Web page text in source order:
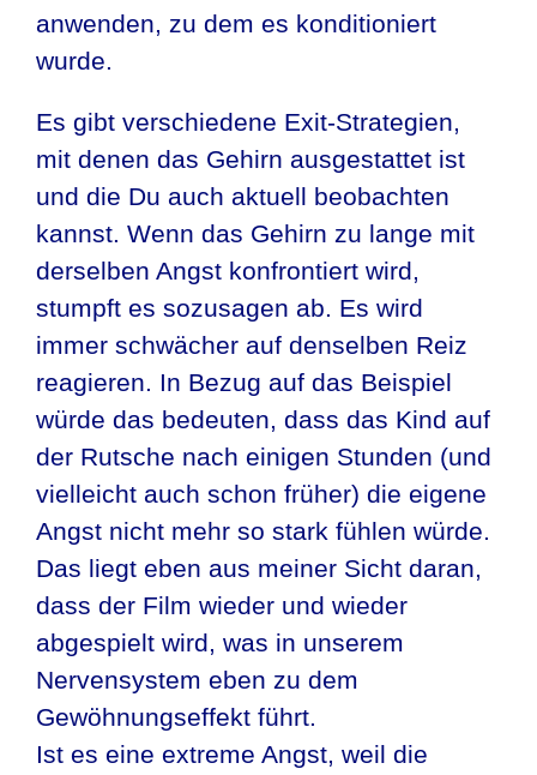
anwenden, zu dem es konditioniert
wurde.
Es gibt verschiedene Exit-Strategien,
mit denen das Gehirn ausgestattet ist
und die Du auch aktuell beobachten
kannst. Wenn das Gehirn zu lange mit
derselben Angst konfrontiert wird,
stumpft es sozusagen ab. Es wird
immer schwächer auf denselben Reiz
reagieren. In Bezug auf das Beispiel
würde das bedeuten, dass das Kind auf
der Rutsche nach einigen Stunden (und
vielleicht auch schon früher) die eigene
Angst nicht mehr so stark fühlen würde.
Das liegt eben aus meiner Sicht daran,
dass der Film wieder und wieder
abgespielt wird, was in unserem
Nervensystem eben zu dem
Gewöhnungseffekt führt.
Ist es eine extreme Angst, weil die